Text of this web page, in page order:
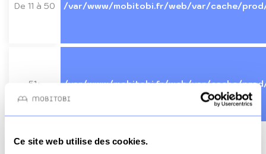
Ce site web utilise des cookies.
De 11 à 50 /var/www/mobitobi.fr/web/var/cache/
51+ /var/www/mobitobi.fr/web/var/cache/